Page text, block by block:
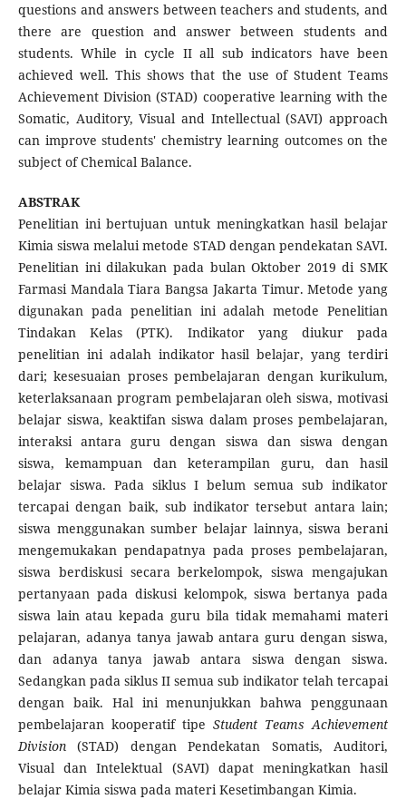
questions and answers between teachers and students, and
there are question and answer between students and
students. While in cycle II all sub indicators have been
achieved well. This shows that the use of Student Teams
Achievement Division (STAD) cooperative learning with the
Somatic, Auditory, Visual and Intellectual (SAVI) approach
can improve students' chemistry learning outcomes on the
subject of Chemical Balance.
ABSTRAK
Penelitian ini bertujuan untuk meningkatkan hasil belajar
Kimia siswa melalui metode STAD dengan pendekatan SAVI.
Penelitian ini dilakukan pada bulan Oktober 2019 di SMK
Farmasi Mandala Tiara Bangsa Jakarta Timur. Metode yang
digunakan pada penelitian ini adalah metode Penelitian
Tindakan Kelas (PTK). Indikator yang diukur pada
penelitian ini adalah indikator hasil belajar, yang terdiri
dari; kesesuaian proses pembelajaran dengan kurikulum,
keterlaksanaan program pembelajaran oleh siswa, motivasi
belajar siswa, keaktifan siswa dalam proses pembelajaran,
interaksi antara guru dengan siswa dan siswa dengan
siswa, kemampuan dan keterampilan guru, dan hasil
belajar siswa. Pada siklus I belum semua sub indikator
tercapai dengan baik, sub indikator tersebut antara lain;
siswa menggunakan sumber belajar lainnya, siswa berani
mengemukakan pendapatnya pada proses pembelajaran,
siswa berdiskusi secara berkelompok, siswa mengajukan
pertanyaan pada diskusi kelompok, siswa bertanya pada
siswa lain atau kepada guru bila tidak memahami materi
pelajaran, adanya tanya jawab antara guru dengan siswa,
dan adanya tanya jawab antara siswa dengan siswa.
Sedangkan pada siklus II semua sub indikator telah tercapai
dengan baik. Hal ini menunjukkan bahwa penggunaan
pembelajaran kooperatif tipeStudent Teams Achievement
Division(STAD) dengan Pendekatan Somatis, Auditori,
Visual dan Intelektual (SAVI) dapat meningkatkan hasil
belajar Kimia siswa pada materi Kesetimbangan Kimia.